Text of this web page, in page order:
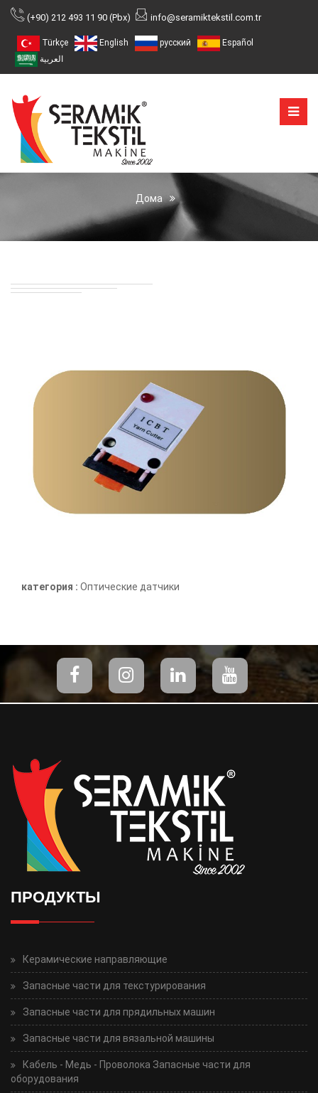
(+90) 212 493 11 90 (Pbx) info@seramiktekstil.com.tr
Türkçe English русский
Español
العربية
Дома
категория : Оптические датчики
ПРОДУКТЫ
Керамические направляющие
Запасные части для текстурирования
Запасные части для прядильных машин
Запасные части для вязальной машины
Кабель - Медь - Проволока Запасные части для
оборудования